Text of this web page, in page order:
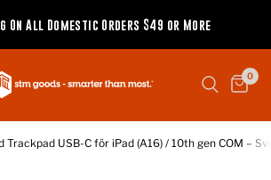
On All Domestic Orders $49 or More
0
Trackpad USB-C för iPad (A16) / 10th gen COM –